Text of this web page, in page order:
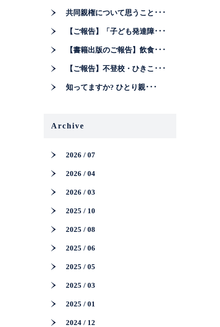
共同親権について思うこと･･･
【ご報告】「子ども発達障･･･
【書籍出版のご報告】飲食･･･
【ご報告】不登校・ひきこ･･･
知ってますか? ひとり親･･･
Archive
2026 / 07
2026 / 04
2026 / 03
2025 / 10
2025 / 08
2025 / 06
2025 / 05
2025 / 03
2025 / 01
2024 / 12